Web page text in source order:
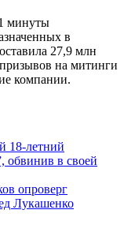
минуты
в
27,9 млн
на митинги
компании.
18-летний
обвинив в своей
опроверг
Лукашенко